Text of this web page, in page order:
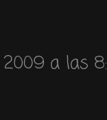
a las